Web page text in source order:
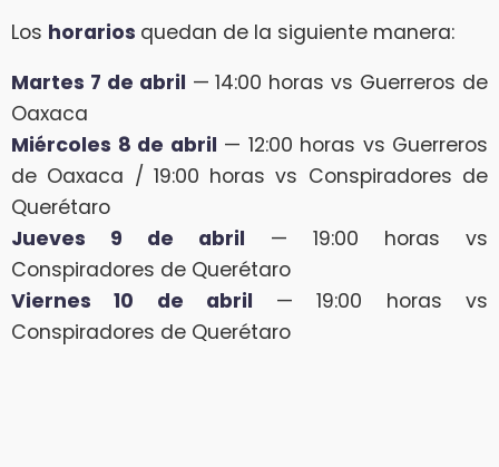
Los horarios quedan de la siguiente manera:
Martes 7 de abril — 14:00 horas vs Guerreros de
Oaxaca
Miércoles 8 de abril — 12:00 horas vs Guerreros
de Oaxaca / 19:00 horas vs Conspiradores de
Querétaro
Jueves 9 de abril — 19:00 horas vs
Conspiradores de Querétaro
Viernes 10 de abril — 19:00 horas vs
Conspiradores de Querétaro